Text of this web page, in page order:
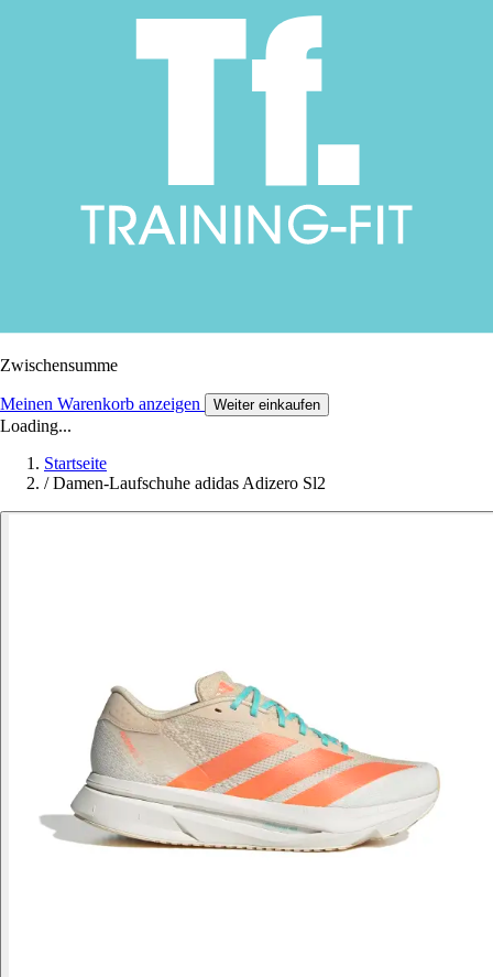
Zwischensumme
Meinen Warenkorb anzeigen Weiter einkaufen
Loading...
Startseite
/ Damen-Laufschuhe adidas Adizero Sl2